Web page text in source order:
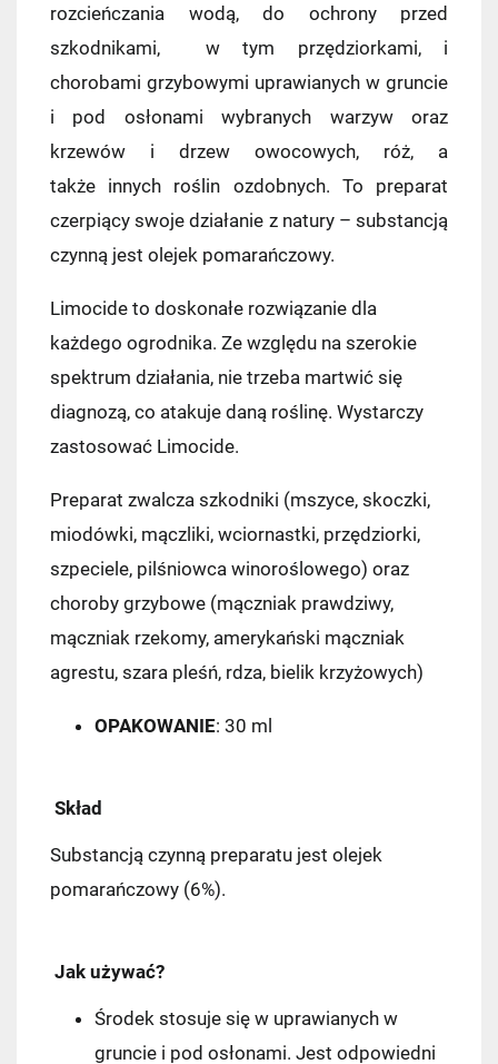
rozcieńczania wodą, do ochrony przed
szkodnikami, w tym przędziorkami, i
chorobami grzybowymi uprawianych w gruncie
i pod osłonami wybranych warzyw oraz
krzewów i drzew owocowych, róż, a
także innych roślin ozdobnych. To preparat
czerpiący swoje działanie z natury – substancją
czynną jest olejek pomarańczowy.
Limocide to doskonałe rozwiązanie dla
każdego ogrodnika. Ze względu na szerokie
spektrum działania, nie trzeba martwić się
diagnozą, co atakuje daną roślinę. Wystarczy
zastosować Limocide.
Preparat zwalcza szkodniki (mszyce, skoczki,
miodówki, mączliki, wciornastki, przędziorki,
szpeciele, pilśniowca winoroślowego) oraz
choroby grzybowe (mączniak prawdziwy,
mączniak rzekomy, amerykański mączniak
agrestu, szara pleśń, rdza, bielik krzyżowych)
OPAKOWANIE: 30 ml
Skład
Substancją czynną preparatu jest olejek
pomarańczowy (6%).
Jak używać?
Środek stosuje się w uprawianych w
gruncie i pod osłonami. Jest odpowiedni